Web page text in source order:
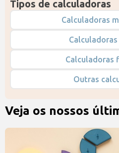
Tipos de calculadoras
Calculadoras
Calculadoras
Outras
Veja os nossos